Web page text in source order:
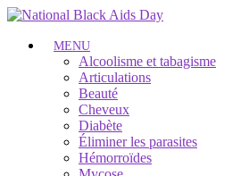
MENU
Alcoolisme et tabagisme
Articulations
Beauté
Cheveux
Diabète
Éliminer les parasites
Hémorroïdes